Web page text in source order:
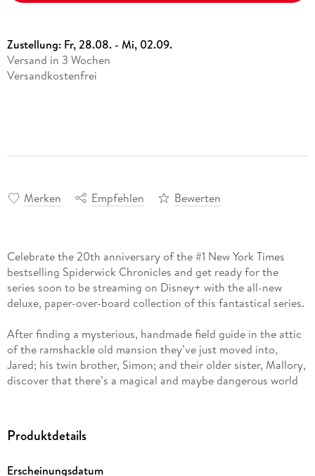
Zustellung: Fr, 28.08. - Mi, 02.09.
Versand in 3 Wochen
Versandkostenfrei
Merken Empfehlen Bewerten
Celebrate the 20th anniversary of the #1 New York Times
bestselling Spiderwick Chronicles and get ready for the
series soon to be streaming on Disney+ with the all-new
deluxe, paper-over-board collection of this fantastical series.
After finding a mysterious, handmade field guide in the attic
of the ramshackle old mansion they’ve just moved into,
Jared; his twin brother, Simon; and their older sister, Mallory,
discover that there’s a magical and maybe dangerous world
The more fantastical secrets they uncover, the more
attention they draw, until the siblings are drawn into conflict
Produktdetails
Erscheinungsdatum